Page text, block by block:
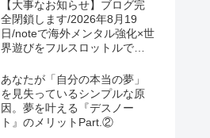
【大事なお知らせ】ブログ完
全閉鎖します/2026年8月19
日/noteで海外メンタル強化×世
界遊びをフルスロットルで書
あなたが「自分の本当の夢」
を見失っているシンプルな原
因。夢を叶える『デスノー
ト』のメリットPart.②